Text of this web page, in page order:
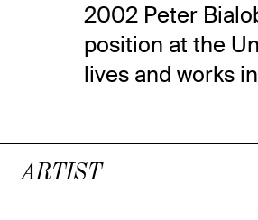
2002 Peter
position at the
lives and works
ARTIST